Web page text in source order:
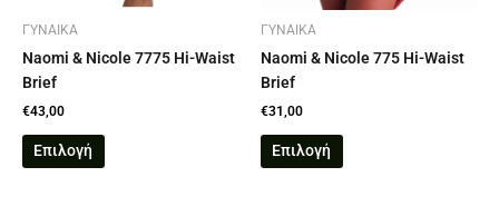
ΓΥΝΑΙΚΑ
Naomi & Nicole 7775 Hi-Waist
Brief
€43,00
Επιλογή
του
ΓΥΝΑΙΚΑ
Naomi & Nicole 775 Hi-Waist
Brief
€31,00
Επιλογή
του